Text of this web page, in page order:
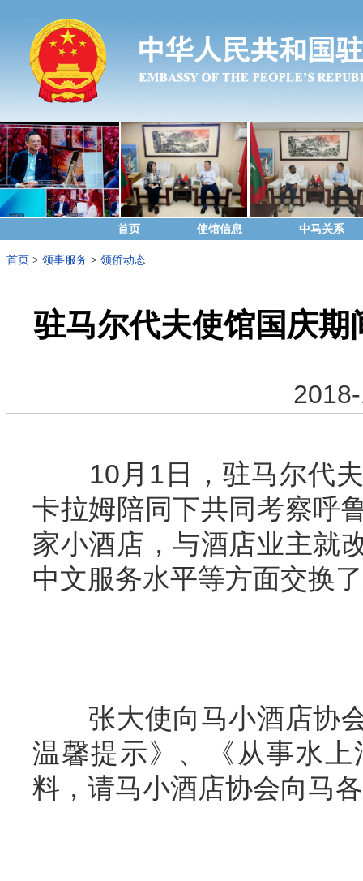
首页 使馆信息 中马关系
首页 > 领事服务 > 领侨动态
驻马尔代夫使馆国庆
10 月 1 日 ， 驻马尔代
卡拉姆陪同下共同考察呼
家小酒店，与酒店业主就
中文服务水平等方面交换
张大使向马小酒店协
温馨提示》、《从事水
料，请马小酒店协会向马